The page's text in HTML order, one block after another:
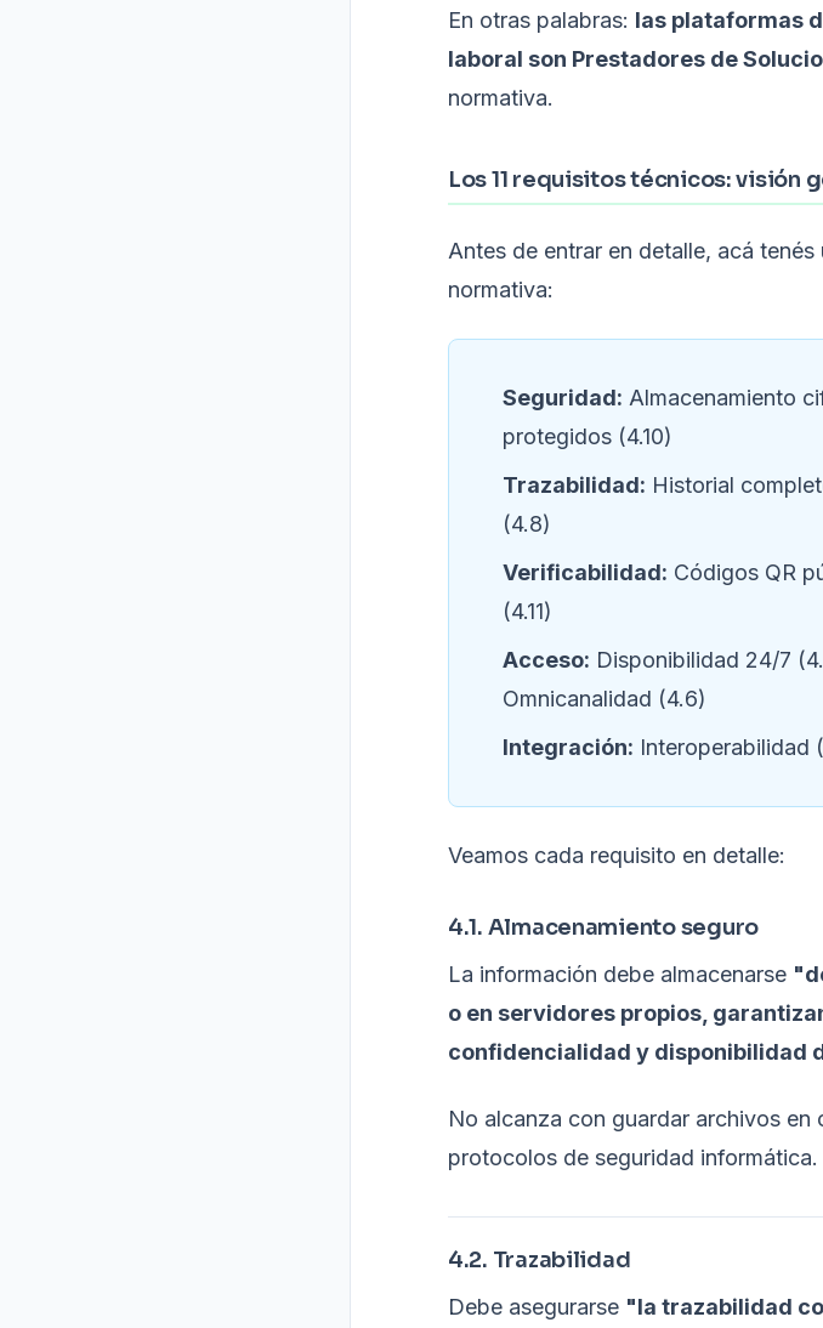
En otras palabras: las plataformas
laboral son Prestadores de
normativa.
Los 11 requisitos técnicos: visión
Antes de entrar en detalle, acá
normativa:
Seguridad: Almacenamiento
protegidos (4.10)
Trazabilidad: Historial
(4.8)
Verificabilidad: Códigos QR
(4.11)
Acceso: Disponibilidad 24/7
Omnicanalidad (4.6)
Integración: Interoperabilidad
Veamos cada requisito en detalle:
4.1. Almacenamiento seguro
La información debe almacenarse
o en servidores propios,
confidencialidad y disponibilidad
No alcanza con guardar archivos en
protocolos de seguridad informática.
4.2. Trazabilidad
Debe asegurarse "la trazabilidad